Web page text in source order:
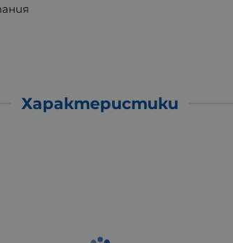
Характеристики